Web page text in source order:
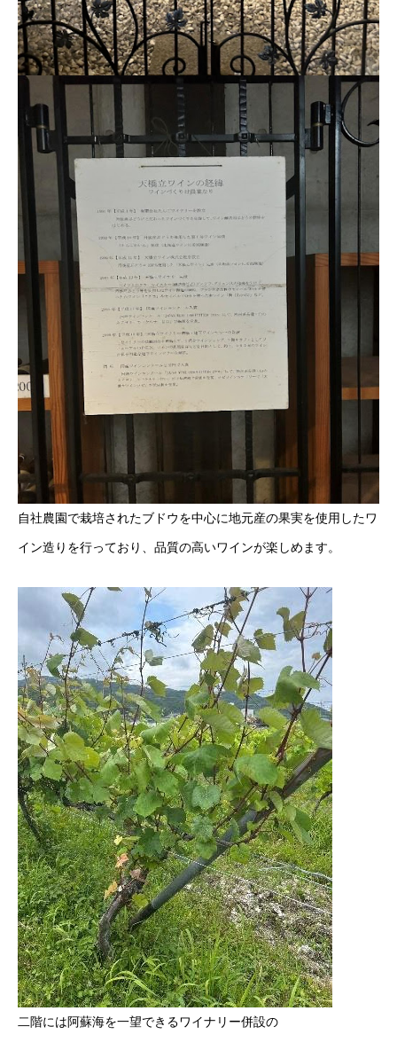
自社農園で栽培されたブドウを中心に地元産の果実を使用したワ
イン造りを行っており、品質の高いワインが楽しめます。
二階には阿蘇海を一望できるワイナリー併設の